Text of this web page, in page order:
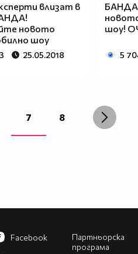
влизат в
новото
шоу
25.05.2018
БАНДА
шоу!
5
7 8
Партньорска
програма
Facebook